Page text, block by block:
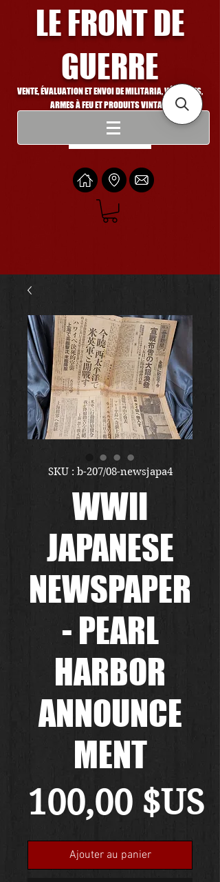
LE FRONT DE
GUERRE
VENTE, ÉVALUATION ET ENVOI DE MILITARIA, VÉHICULES,
ARMES À FEU ET PRODUITS VINTAGE
Se connecter
SKU : b-207/08-newsjapa4
WWII
JAPANESE
NEWSPAPER
- PEARL
HARBOR
ANNOUNCE
MENT
100,00 $US
Ajouter au panier